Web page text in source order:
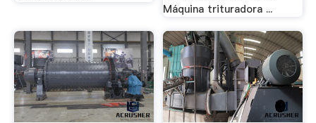
Máquina trituradora ...